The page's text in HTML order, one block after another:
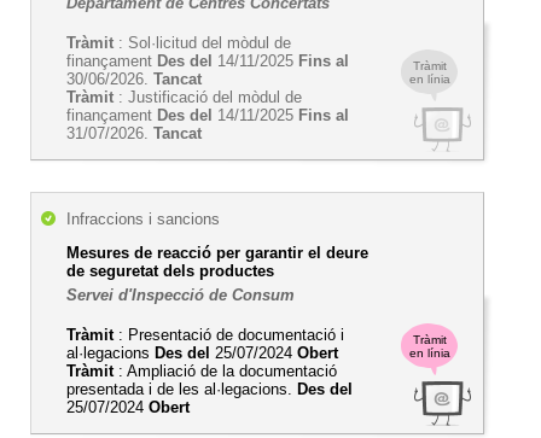
Tràmit
en línia
Tràmit : Sol·licitud del mòdul de
finançament Des del 14/11/2025 Fins al
30/06/2026. Tancat
Tràmit : Justificació del mòdul de
finançament Des del 14/11/2025 Fins al
31/07/2026. Tancat
Tràmit
en línia
Infraccions i sancions
Mesures de reacció per garantir el deure
de seguretat dels productes
Servei d'Inspecció de Consum
Tràmit: Presentació de documentació i
al·legacions Des del 25/07/2024 Obert
Tràmit: Ampliació de la documentació
presentada i de les al·legacions. Des del
25/07/2024 Obert